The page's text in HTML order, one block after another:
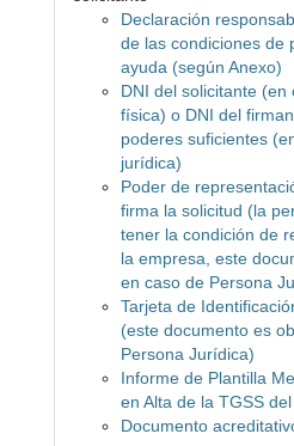
Declaración
de las condiciones de
ayuda (según Anexo)
DNI del solicitante (en
física) o DNI del
poderes suficientes
jurídica)
Poder de
firma la solicitud (la
tener la condición de
la empresa, este
en caso de Persona
Tarjeta de
(este documento es
Persona Jurídica)
Informe de Plantilla
en Alta de la TGSS
Documento